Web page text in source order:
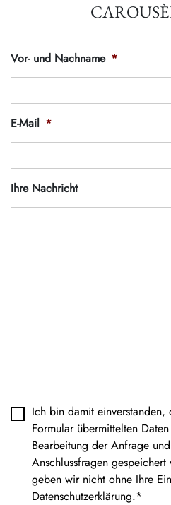
Vor- und Nachname *
E-Mail *
Ihre Nachricht
Datenschutz *
Ich bin damit einverstanden,
Formular übermittelten
Bearbeitung der Anfrage
Anschlussfragen
geben wir nicht ohne Ihre
Datenschutzerklärung.*